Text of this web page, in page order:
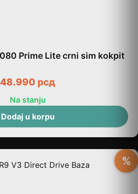
Prime Lite crni sim kokpit
48.990 рсд
Na stanju
Dodaj u korpu